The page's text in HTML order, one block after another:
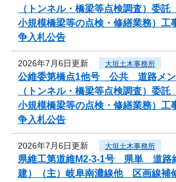
（トンネル・橋梁等点検調査）委託
小規模橋梁等の点検・修繕業務）工
争入札公告
2026年7月6日更新 大垣土木事務所
公維委第橋点1他号 公共 道路メン
（トンネル・橋梁等点検調査）委託
小規模橋梁等の点検・修繕業務）工
争入札公告
2026年7月6日更新 大垣土木事務所
県維工第道維M2-3-1号 県単 道路
建）（主）岐阜南濃線他 区画線補